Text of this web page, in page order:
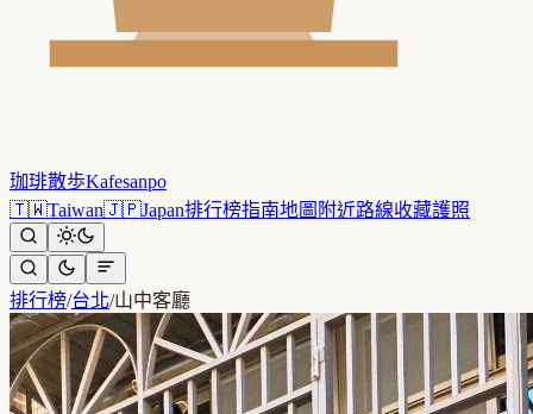
珈琲散歩Kafesanpo
🇹🇼Taiwan🇯🇵Japan排行榜指南地圖 附近路線收藏護照
排行榜/台北/山中客廳